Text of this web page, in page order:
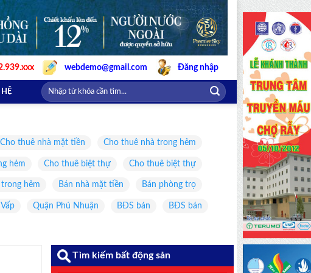
webdemo@gmail.com Đăng nhập
HỆ
Cho thuê nhà mặt tiền Cho thuê nhà trong hẻm
hẻm Cho thuê biệt thự Cho thuê biệt thự
trong hẻm Bán nhà mặt tiền Bán phòng trọ
Quận Phú Nhuận BĐS bán BĐS bán
Tìm kiếm bất động sản